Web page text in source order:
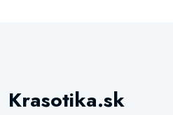
Krasotika.sk